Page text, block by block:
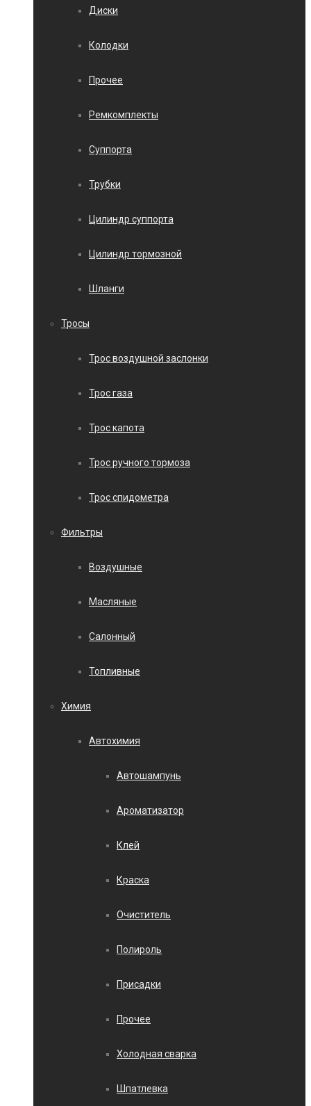
Диски
Колодки
Прочее
Ремкомплекты
Суппорта
Трубки
Цилиндр суппорта
Цилиндр тормозной
Шланги
Тросы
Трос воздушной заслонки
Трос газа
Трос капота
Трос ручного тормоза
Трос спидометра
Фильтры
Воздушные
Масляные
Салонный
Топливные
Химия
Автохимия
Автошампунь
Ароматизатор
Клей
Краска
Очиститель
Полироль
Присадки
Прочее
Холодная сварка
Шпатлевка